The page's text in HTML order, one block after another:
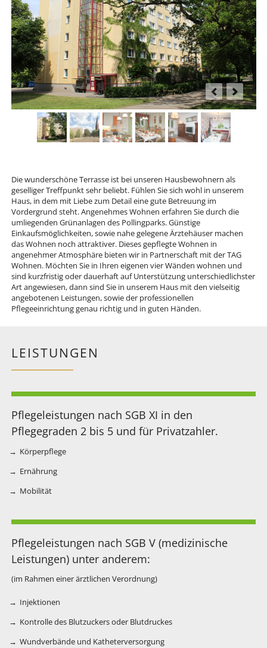
Die wunderschöne Terrasse ist bei unseren Hausbewohnern als
geselliger Treffpunkt sehr beliebt. Fühlen Sie sich wohl in unserem
Haus, in dem mit Liebe zum Detail eine gute Betreuung im
Vordergrund steht. Angenehmes Wohnen erfahren Sie durch die
umliegenden Grünanlagen des Pollingparks. Günstige
Einkaufsmöglichkeiten, sowie nahe gelegene Ärztehäuser machen
das Wohnen noch attraktiver. Dieses gepflegte Wohnen in
angenehmer Atmosphäre bieten wir in Partnerschaft mit der TAG
Wohnen. Möchten Sie in Ihren eigenen vier Wänden wohnen und
sind kurzfristig oder dauerhaft auf Unterstützung unterschiedlichster
Art angewiesen, dann sind Sie in unserem Haus mit den vielseitig
angebotenen Leistungen, sowie der professionellen
Pflegeeinrichtung genau richtig und in guten Händen.
LEISTUNGEN
Pflegeleistungen nach SGB XI in den
Pflegegraden 2 bis 5 und für Privatzahler.
Körperpflege
Ernährung
Mobilität
Pflegeleistungen nach SGB V (medizinische
Leistungen) unter anderem:
(im Rahmen einer ärztlichen Verordnung)
Injektionen
Kontrolle des Blutzuckers oder Blutdruckes
Wundverbände und Katheterversorgung